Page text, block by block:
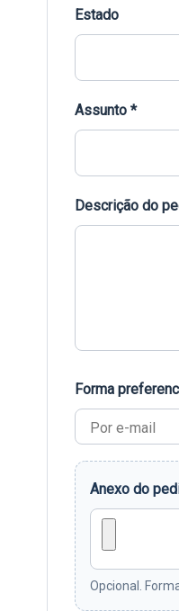
Estado
Assunto *
Descrição do
Forma
Anexo do
Opcional.